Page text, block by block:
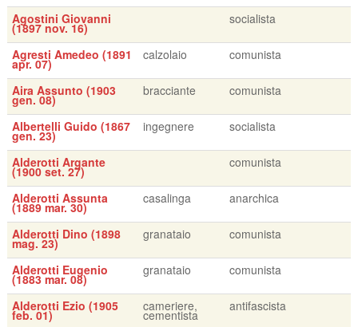
Agostini Giovanni
(1897 nov. 16)
socialista
Agresti Amedeo (1891
apr. 07)
calzolaio comunista
Aira Assunto (1903
gen. 08)
bracciante comunista
Albertelli Guido (1867
gen. 23)
ingegnere socialista
Alderotti Argante
(1900 set. 27)
comunista
Alderotti Assunta
(1889 mar. 30)
casalinga anarchica
Alderotti Dino (1898
mag. 23)
granataio comunista
Alderotti Eugenio
(1883 mar. 08)
granataio comunista
Alderotti Ezio (1905
feb. 01)
cameriere,
cementista
antifascista